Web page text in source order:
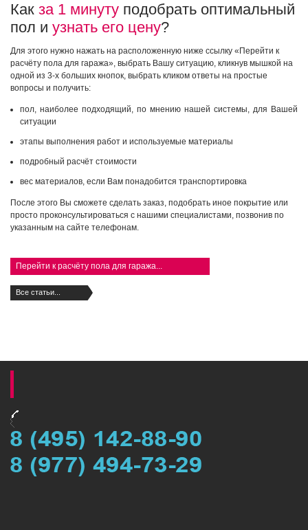
Как за 1 минуту подобрать оптимальный
пол и узнать его цену?
Для этого нужно нажать на расположенную ниже ссылку «Перейти к
расчёту пола для гаража», выбрать Вашу ситуацию, кликнув мышкой на
одной из 3-х больших кнопок, выбрать кликом ответы на простые
вопросы и получить:
пол, наиболее подходящий, по мнению нашей системы, для Вашей
ситуации
этапы выполнения работ и используемые материалы
подробный расчёт стоимости
вес материалов, если Вам понадобится транспортировка
После этого Вы сможете сделать заказ, подобрать иное покрытие или
просто проконсультироваться с нашими специалистами, позвонив по
указанным на сайте телефонам.
Перейти к расчёту пола для гаража...
Все статьи...